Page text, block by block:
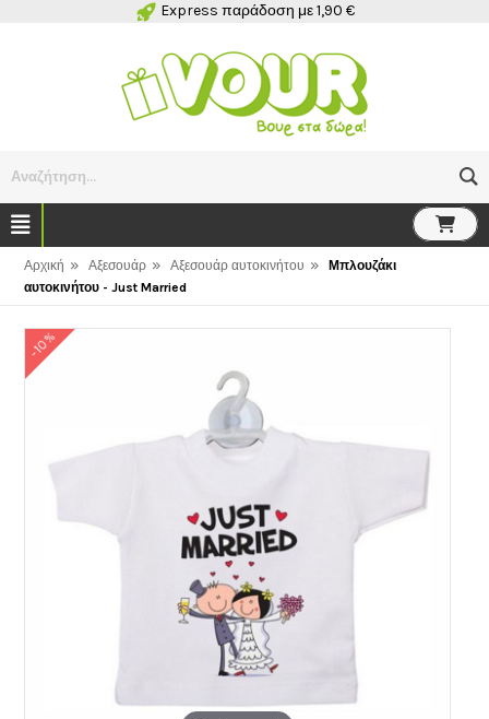
Express παράδοση με 1,90 €
Αναζήτηση...
Αρχική » Αξεσουάρ » Αξεσουάρ αυτοκινήτου »
Μπλουζάκι
αυτοκινήτου - Just Married
-10%